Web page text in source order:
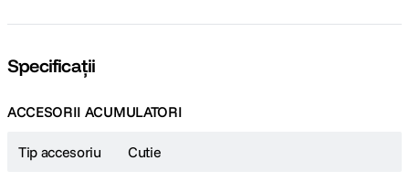
Specificații
ACCESORII ACUMULATORI
Tip accesoriu Cutie